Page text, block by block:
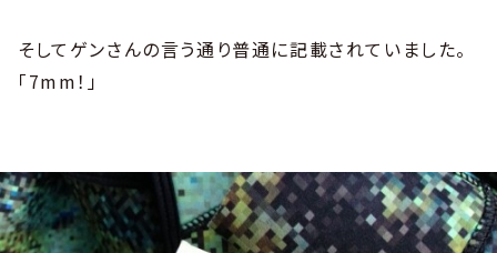
そしてゲンさんの言う通り普通に記載されていました。
「7mm！」